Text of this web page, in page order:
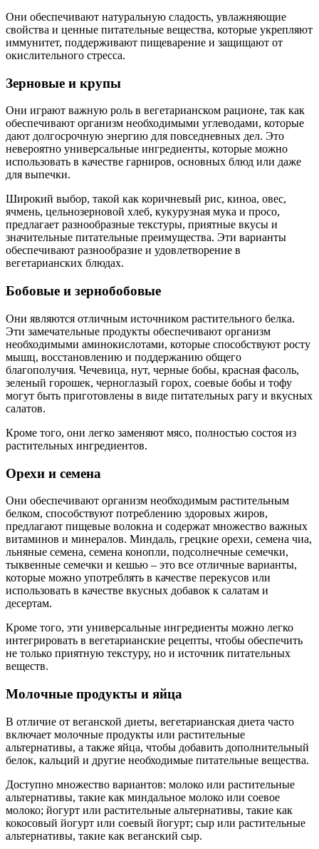
Они обеспечивают натуральную сладость, увлажняющие
свойства и ценные питательные вещества, которые укрепляют
иммунитет, поддерживают пищеварение и защищают от
окислительного стресса.
Зерновые и крупы
Они играют важную роль в вегетарианском рационе, так как
обеспечивают организм необходимыми углеводами, которые
дают долгосрочную энергию для повседневных дел. Это
невероятно универсальные ингредиенты, которые можно
использовать в качестве гарниров, основных блюд или даже
для выпечки.
Широкий выбор, такой как коричневый рис, киноа, овес,
ячмень, цельнозерновой хлеб, кукурузная мука и просо,
предлагает разнообразные текстуры, приятные вкусы и
значительные питательные преимущества. Эти варианты
обеспечивают разнообразие и удовлетворение в
вегетарианских блюдах.
Бобовые и зернобобовые
Они являются отличным источником растительного белка.
Эти замечательные продукты обеспечивают организм
необходимыми аминокислотами, которые способствуют росту
мышц, восстановлению и поддержанию общего
благополучия. Чечевица, нут, черные бобы, красная фасоль,
зеленый горошек, черноглазый горох, соевые бобы и тофу
могут быть приготовлены в виде питательных рагу и вкусных
салатов.
Кроме того, они легко заменяют мясо, полностью состоя из
растительных ингредиентов.
Орехи и семена
Они обеспечивают организм необходимым растительным
белком, способствуют потреблению здоровых жиров,
предлагают пищевые волокна и содержат множество важных
витаминов и минералов. Миндаль, грецкие орехи, семена чиа,
льняные семена, семена конопли, подсолнечные семечки,
тыквенные семечки и кешью – это все отличные варианты,
которые можно употреблять в качестве перекусов или
использовать в качестве вкусных добавок к салатам и
десертам.
Кроме того, эти универсальные ингредиенты можно легко
интегрировать в вегетарианские рецепты, чтобы обеспечить
не только приятную текстуру, но и источник питательных
веществ.
Молочные продукты и яйца
В отличие от веганской диеты, вегетарианская диета часто
включает молочные продукты или растительные
альтернативы, а также яйца, чтобы добавить дополнительный
белок, кальций и другие необходимые питательные вещества.
Доступно множество вариантов: молоко или растительные
альтернативы, такие как миндальное молоко или соевое
молоко; йогурт или растительные альтернативы, такие как
кокосовый йогурт или соевый йогурт; сыр или растительные
альтернативы, такие как веганский сыр.